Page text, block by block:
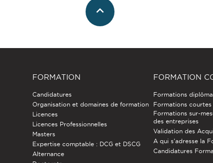
FORMATION
Candidatures
Organisation et domaines de formation
Licences
Licences Professionnelles
Masters
Expertise comptable : DCG et DSCG
Alternance
FORMATION
Formations
Formations
Formations sur-
des entreprises
Validation des
A qui s'adresse la
Candidatures